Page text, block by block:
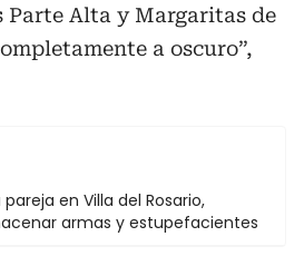
Alta y Margaritas de
a oscuro”,
en Villa del Rosario,
armas y estupefacientes